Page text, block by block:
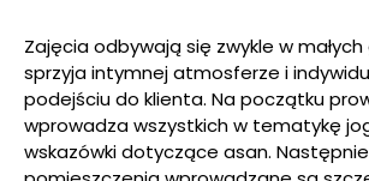
Zajęcia odbywają się zwykle w
sprzyja intymnej atmosferze i
podejściu do klienta. Na początku
wprowadza wszystkich w tematykę
wskazówki dotyczące asan.